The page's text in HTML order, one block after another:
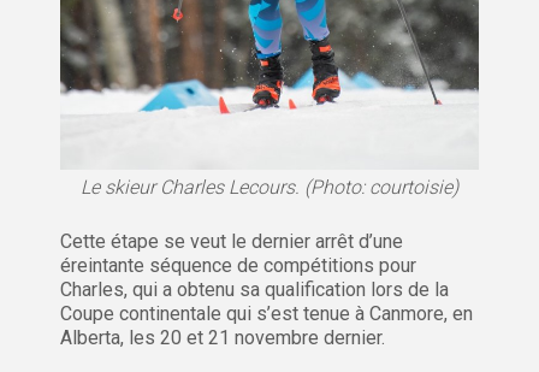
Le skieur Charles Lecours. (Photo: courtoisie)
Cette étape se veut le dernier arrêt d’une
éreintante séquence de compétitions pour
Charles, qui a obtenu sa qualification lors de la
Coupe continentale qui s’est tenue à Canmore, en
Alberta, les 20 et 21 novembre dernier.